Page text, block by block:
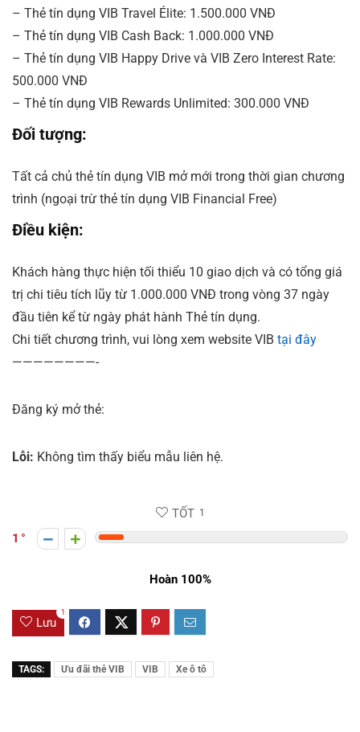
– Thẻ tín dụng VIB Travel Élite: 1.500.000 VNĐ
– Thẻ tín dụng VIB Cash Back: 1.000.000 VNĐ
– Thẻ tín dụng VIB Happy Drive và VIB Zero Interest Rate:
500.000 VNĐ
– Thẻ tín dụng VIB Rewards Unlimited: 300.000 VNĐ
Đối tượng:
Tất cả chủ thẻ tín dụng VIB mở mới trong thời gian chương
trình (ngoại trừ thẻ tín dụng VIB Financial Free)
Điều kiện:
Khách hàng thực hiện tối thiểu 10 giao dịch và có tổng giá
trị chi tiêu tích lũy từ 1.000.000 VNĐ trong vòng 37 ngày
đầu tiên kể từ ngày phát hành Thẻ tín dụng.
Chi tiết chương trình, vui lòng xem website VIB tại đây
————————-
Đăng ký mở thẻ:
Lỗi: Không tìm thấy biểu mẫu liên hệ.
TỐT 1
1
Hoàn 100%
Lưu
1
TAGS: Ưu đãi thẻ VIB VIB Xe ô tô